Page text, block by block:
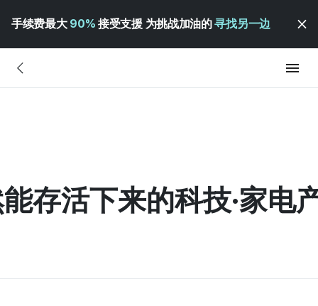
手续费最大 90% 接受支援 为挑战加油的寻找另一边
存活下来的科技·家电